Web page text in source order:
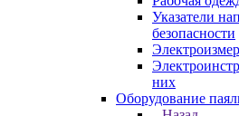
Указатели
безопасности
них
Оборудование